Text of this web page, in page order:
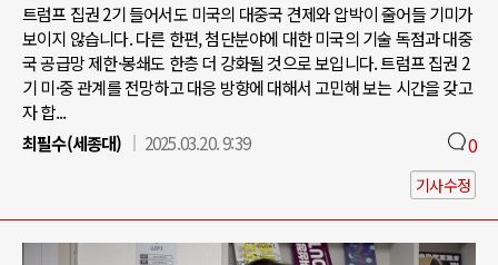
트럼프 집권 2기 들어서도 미국의 대중국 견제와 압박이 줄어들 기미가
보이지 않습니다. 다른 한편, 첨단분야에 대한 미국의 기술 독점과 대중
국 공급망 제한·봉쇄도 한층 더 강화될 것으로 보입니다. 트럼프 집권 2
기 미·중 관계를 전망하고 대응 방향에 대해서 고민해 보는 시간을 갖고
자 합...
최필수(세종대)
2025.03.20. 9:39 0
기사수정